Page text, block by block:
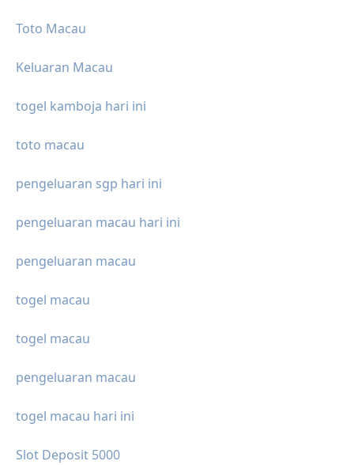
Toto Macau
Keluaran Macau
togel kamboja hari ini
toto macau
pengeluaran sgp hari ini
pengeluaran macau hari ini
pengeluaran macau
togel macau
togel macau
pengeluaran macau
togel macau hari ini
Slot Deposit 5000